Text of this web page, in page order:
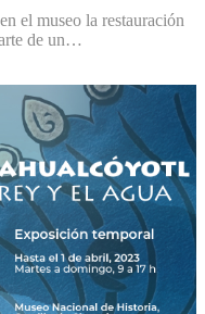
el museo la restauración
de un…